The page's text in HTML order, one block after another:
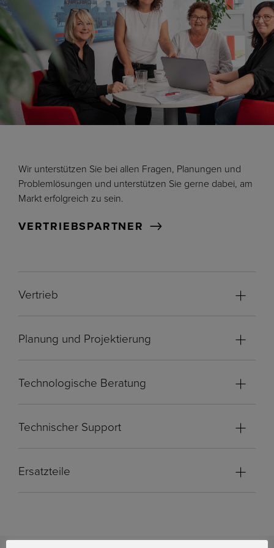
DE
Wir unterstützen Sie bei allen Fragen, Planungen und
Problemlösungen und unterstützen Sie gerne dabei, am
Markt erfolgreich zu sein.
VERTRIEBSPARTNER
Vertrieb
Planung und Projektierung
Technologische Beratung
Technischer Support
Ersatzteile